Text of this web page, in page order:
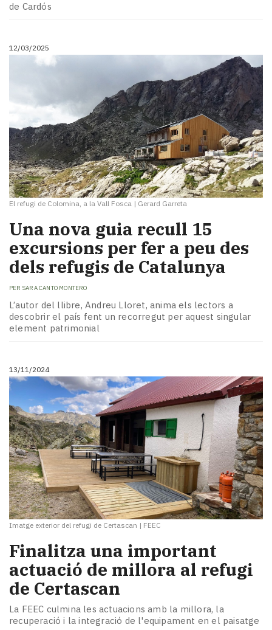
de Cardós
12/03/2025
El refugi de Colomina, a la Vall Fosca | Gerard Garreta
Una nova guia recull 15
excursions per fer a peu des
dels refugis de Catalunya
PER SARA CANTO MONTERO
L’autor del llibre, Andreu Lloret, anima els lectors a
descobrir el país fent un recorregut per aquest singular
element patrimonial
13/11/2024
Imatge exterior del refugi de Certascan | FEEC
Finalitza una important
actuació de millora al refugi
de Certascan
La FEEC culmina les actuacions amb la millora, la
recuperació i la integració de l'equipament en el paisatge